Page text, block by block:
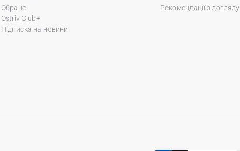
Обране
Ostriv Club+
Підписка на новини
Рекомендації з догляду